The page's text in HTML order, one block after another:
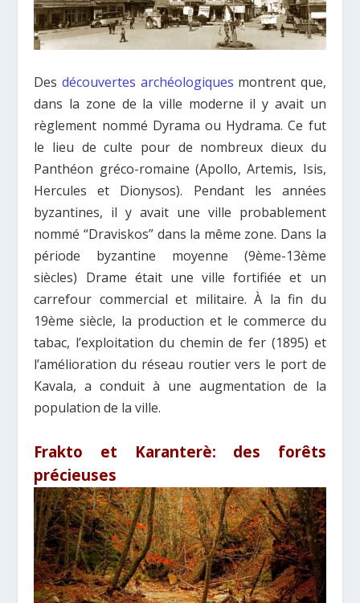
Des découvertes archéologiques montrent que,
dans la zone de la ville moderne il y avait un
règlement nommé Dyrama ou Hydrama. Ce fut
le lieu de culte pour de nombreux dieux du
Panthéon gréco-romaine (Apollo, Artemis, Isis,
Hercules et Dionysos). Pendant les années
byzantines, il y avait une ville probablement
nommé “Draviskos” dans la même zone. Dans la
période byzantine moyenne (9ème-13ème
siècles) Drame était une ville fortifiée et un
carrefour commercial et militaire. À la fin du
19ème siècle, la production et le commerce du
tabac, l’exploitation du chemin de fer (1895) et
l’amélioration du réseau routier vers le port de
Kavala, a conduit à une augmentation de la
population de la ville.
Frakto et Karanterè: des forêts
précieuses